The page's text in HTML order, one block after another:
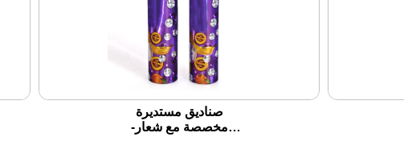
صناديق مستديرة
مخصصة مع شعار-